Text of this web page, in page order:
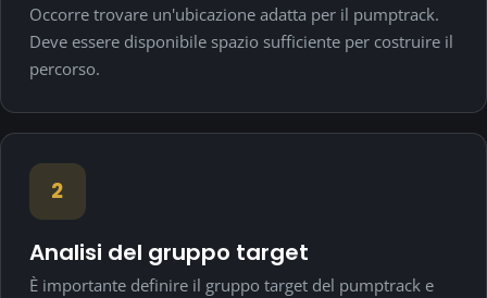
Occorre trovare un'ubicazione adatta per il pumptrack.
Deve essere disponibile spazio sufficiente per costruire il
percorso.
2
Analisi del gruppo target
È importante definire il gruppo target del pumptrack e